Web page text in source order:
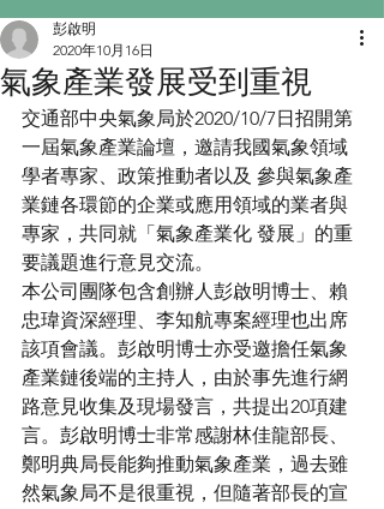
氣象產業發展受到重視
彭啟明
2020年10月16日
交通部中央氣象局於2020/10/7日招開第
一屆氣象產業論壇，邀請我國氣象領域
學者專家、政策推動者以及 參與氣象產
業鏈各環節的企業或應用領域的業者與
專家，共同就「氣象產業化 發展」的重
要議題進行意見交流。
本公司團隊包含創辦人彭啟明博士、賴
忠瑋資深經理、李知航專案經理也出席
該項會議。彭啟明博士亦受邀擔任氣象
產業鏈後端的主持人，由於事先進行網
路意見收集及現場發言，共提出20項建
言。彭啟明博士非常感謝林佳龍部長、
鄭明典局長能夠推動氣象產業，過去雖
然氣象局不是很重視，但隨著部長的宣